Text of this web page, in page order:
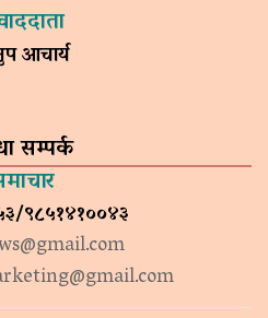
आचार्य
सम्पर्क
९८५१४१००४३